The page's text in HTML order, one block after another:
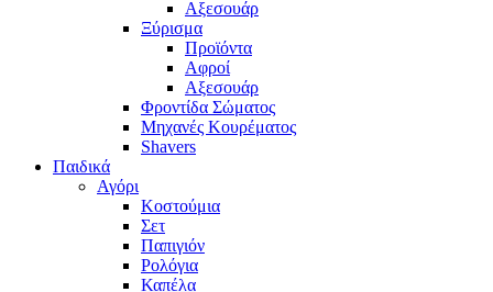
Αξεσουάρ
Ξύρισμα
Προϊόντα
Αφροί
Αξεσουάρ
Φροντίδα Σώματος
Μηχανές Κουρέματος
Shavers
Παιδικά
Αγόρι
Κοστούμια
Σετ
Παπιγιόν
Ρολόγια
Καπέλα